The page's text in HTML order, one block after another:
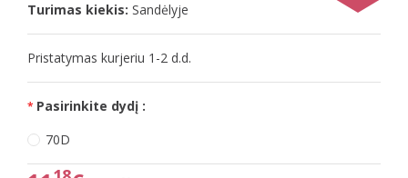
Turimas kiekis: Sandėlyje
Pristatymas kurjeriu 1-2 d.d.
Pasirinkite dydį :
70D